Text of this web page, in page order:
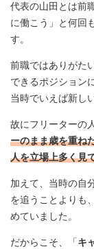
代表の山田とは前
に働こう」と何回
す。
前職ではありがた
できるポジション
当時でいえば新し
故にフリーターの
ーのまま歳を重ね
人を立場上多く見
加えて、当時の自
を追うことよりも
めていました。
だからこそ、「キ